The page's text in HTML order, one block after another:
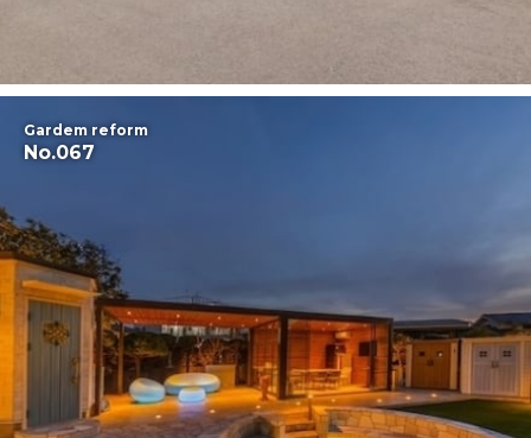
Gardem reform
No.067